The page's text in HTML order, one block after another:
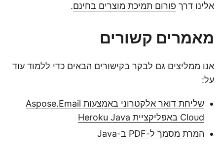
אלינו דרךפורום תמיכת מוצרים בחינם.
מאמרים קשורים
אנו ממליצים גם לבקר בקישורים הבאים כדי ללמוד עוד
על:
שליחת דואר אלקטרוני באמצעות Aspose.Email
Cloud באפליקציית Heroku Java
המרת מסמך ל-PDF ב-Java